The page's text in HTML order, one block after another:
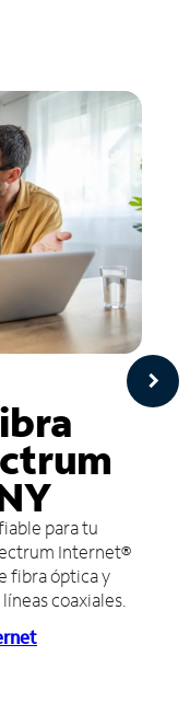
para tu
Internet®
fibra óptica y
coaxiales.